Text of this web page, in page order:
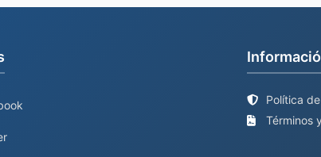
Política
Términos